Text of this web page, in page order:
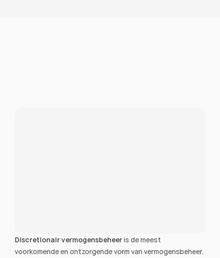
Discretionair vermogensbeheer is de meest
voorkomende en ontzorgende vorm van vermogensbeheer.